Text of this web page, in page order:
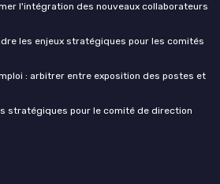
l'intégration des nouveaux collaborateurs
les enjeux stratégiques pour les comités
: arbitrer entre exposition des postes et
stratégiques pour le comité de direction